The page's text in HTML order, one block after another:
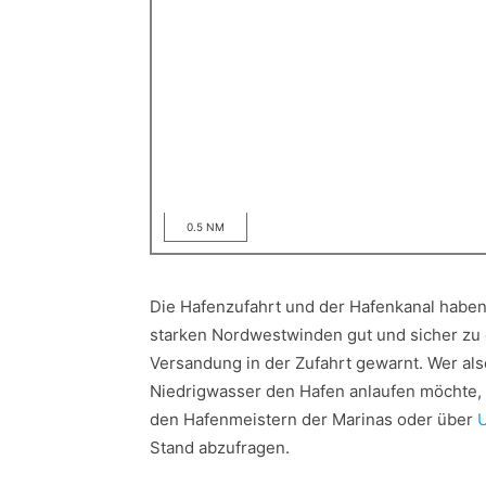
0.5 NM
Die Hafenzufahrt und der Hafenkanal
starken Nordwestwinden gut und sicher
Versandung in der Zufahrt gewarnt. Wer
Niedrigwasser den Hafen anlaufen
den Hafenmeistern der Marinas oder über
Stand abzufragen.